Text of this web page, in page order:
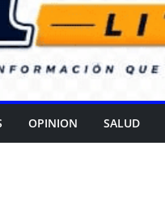
Gran
el Día de las
OPINION SALUD